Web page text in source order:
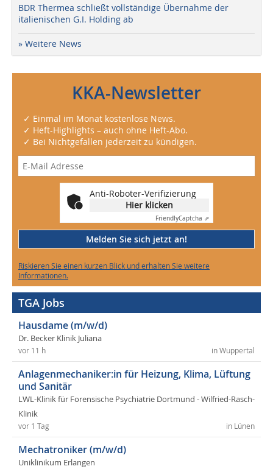
BDR Thermea schließt vollständige Übernahme der
italienischen G.I. Holding ab
» Weitere News
KKA-Newsletter
✓ Einmal im Monat kostenlose News.
✓ Heft-Highlights – auch ohne Heft-Abo.
✓ Bei Nichtgefallen jederzeit zu kündigen.
Anti-Roboter-Verifizierung
Hier klicken
FriendlyCaptcha ⇗
Melden Sie sich jetzt an!
Riskieren Sie einen kurzen Blick und erhalten Sie weitere
Informationen.
TGA Jobs
Hausdame (m/w/d)
Dr. Becker Klinik Juliana
in Wuppertal
vor 11 h
Anlagenmechaniker:in für Heizung, Klima, Lüftung
und Sanitär
LWL-Klinik für Forensische Psychiatrie Dortmund - Wilfried-Rasch-
Klinik
in Lünen
vor 1 Tag
Mechatroniker (m/w/d)
Uniklinikum Erlangen